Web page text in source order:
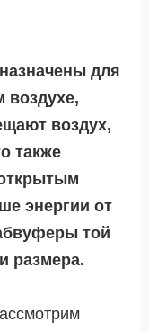
для
воздухе,
воздух,
также
энергии от
той
размера.